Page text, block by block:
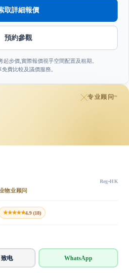
取詳細報價
預約參觀
步價,實際報價視乎空間配置及租期。
費比較及議價服務。
专业顾问™
Reg·HK
物业顾问
★★★★★4.9 (18)
致电 WhatsApp